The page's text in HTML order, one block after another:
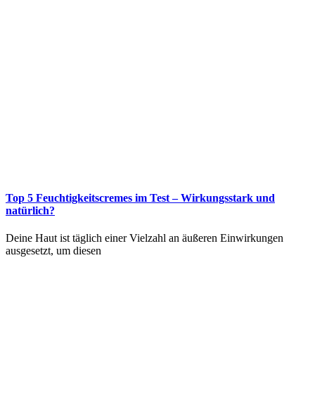
Top 5 Feuchtigkeitscremes im Test – Wirkungsstark und
natürlich?
Deine Haut ist täglich einer Vielzahl an äußeren Einwirkungen
ausgesetzt, um diesen